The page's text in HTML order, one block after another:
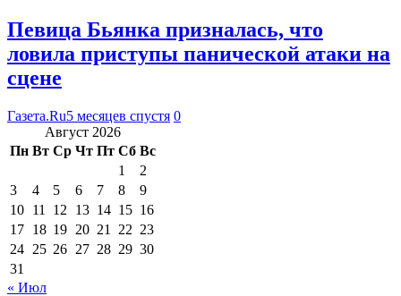
Певица Бьянка призналась, что
ловила приступы панической атаки на
сцене
Газета.Ru5 месяцев спустя 0
Август 2026
Пн Вт Ср Чт Пт Сб Вс
1
2
3
4 5 6 7 8
9
10 11 12 13 14 15 16
17 18 19 20 21 22 23
24 25 26 27 28 29 30
31
« Июл